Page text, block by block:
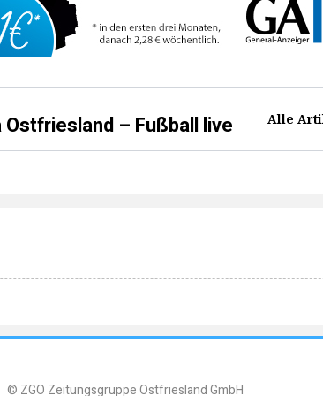
Ostfriesland – Fußball live Alle
© ZGO Zeitungsgruppe Ostfriesland GmbH